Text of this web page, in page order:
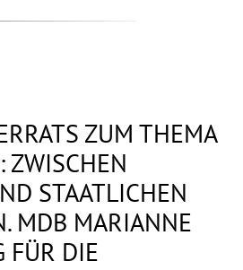
ZUM THEMA
ZWISCHEN
STAATLICHEN
MDB MARIANNE
FÜR DIE